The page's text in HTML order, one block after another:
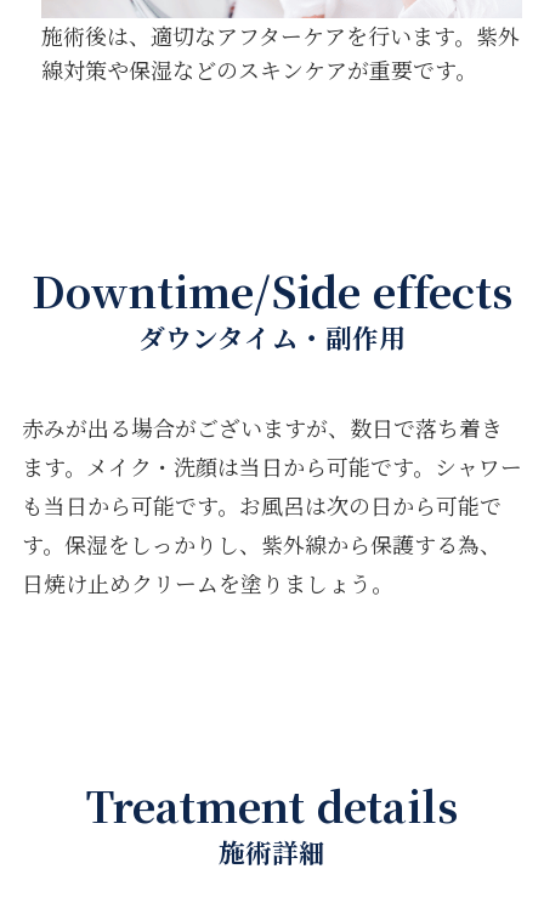
施術後は、適切なアフターケアを行います。紫外
線対策や保湿などのスキンケアが重要です。
Downtime/Side effects
ダウンタイム・副作用
赤みが出る場合がございますが、数日で落ち着き
ます。メイク・洗顔は当日から可能です。シャワー
も当日から可能です。お風呂は次の日から可能で
す。保湿をしっかりし、紫外線から保護する為、
日焼け止めクリームを塗りましょう。
Treatment details
施術詳細